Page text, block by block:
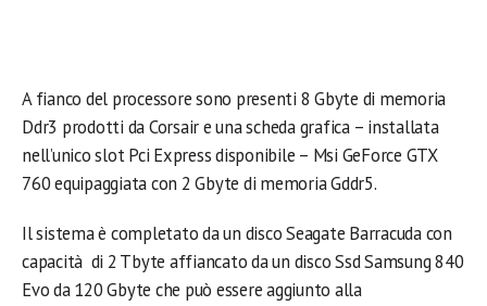
A fianco del processore sono presenti 8 Gbyte di memoria
Ddr3 prodotti da Corsair e una scheda grafica – installata
nell’unico slot Pci Express disponibile – Msi GeForce GTX
760 equipaggiata con 2 Gbyte di memoria Gddr5.
Il sistema è completato da un disco Seagate Barracuda con
capacità di 2 Tbyte affiancato da un disco Ssd Samsung 840
Evo da 120 Gbyte che può essere aggiunto alla